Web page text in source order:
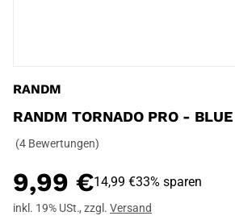
RANDM
RANDM TORNADO PRO -
(4 Bewertungen)
9,99 €14,99 €33% sparen
inkl. 19% USt., zzgl. Versand